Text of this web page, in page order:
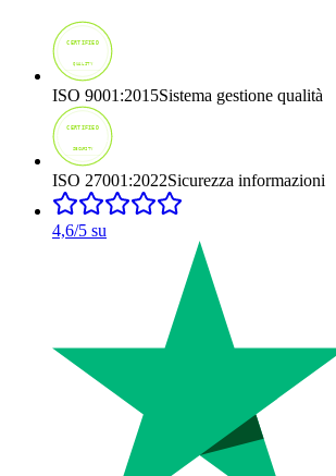
ISO 9001:2015Sistema gestione qualità
ISO 27001:2022Sicurezza informazioni
4,6/5 su